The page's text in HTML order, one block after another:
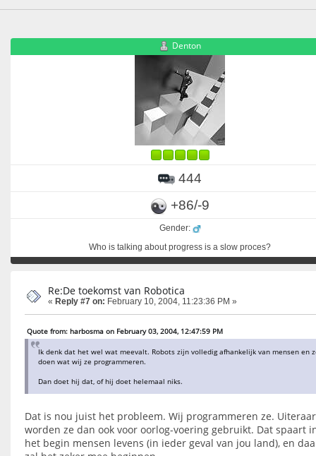
Denton
444
+86/-9
Gender:
Who is talking about progress is a slow proces?
Re:De toekomst van Robotica
« Reply #7 on: February 10, 2004, 11:23:36 PM »
Quote from: harbosma on February 03, 2004, 12:47:59 PM
Ik denk dat het wel wat meevalt. Robots zijn volledig afhankelijk van mensen en
doen wat wij ze programmeren.
Dan doet hij dat, of hij doet helemaal niks.
Dat is nou juist het probleem. Wij programmeren ze.
worden ze dan ook voor oorlog-voering gebruikt. Dat spaart
het begin mensen levens (in ieder geval van jou land), en